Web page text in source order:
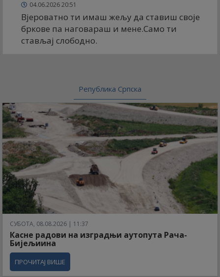
04.06.2026 20:51
Вјероватно ти имаш жељу да ставиш своје
бркове па наговараш и мене.Само ти
стављај слободно.
Република Српска
СУБОТА, 08.08.2026 | 11:37
Касне радови на изградњи аутопута Рача-
Бијељиина
ПРОЧИТАЈ ВИШЕ